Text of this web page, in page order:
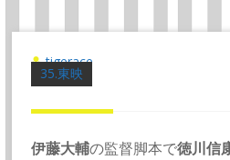
35.東映
tigerace
伊藤大輔の監督脚本で徳川信